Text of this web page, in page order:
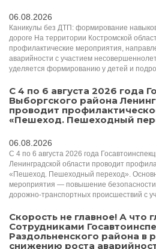
06.08.2026
Каникулы без ДТП: формирование
дороге На территории Костромской
профилактические мероприятия,
аварийности с участием
уделяется формированию у детей и
С 4 по 6 августа 2026 года
Выборгского района
проводит
«Пешеход. Пешеходный
06.08.2026
С 4 по 6 августа 2026 года
Ленинградской области проводит
«Пешеход. Пешеходный переход».
мероприятия — повышение
дорожно-транспортных происшествий с
Скорость не главное! А что
Сотрудниками
Раздольненского района в
снижению роста